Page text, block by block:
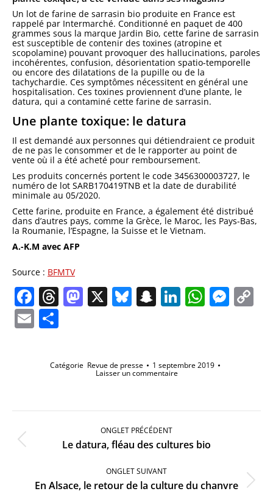
Un lot de farine de sarrasin bio produite en France est
rappelé par Intermarché. Conditionné en paquet de 400
grammes sous la marque Jardin Bio, cette farine de sarrasin
est susceptible de contenir des toxines (atropine et
scopolamine) pouvant provoquer des hallucinations, paroles
incohérentes, confusion, désorientation spatio-temporelle
ou encore des dilatations de la pupille ou de la
tachychardie. Ces symptômes nécessitent en général une
hospitalisation. Ces toxines proviennent d’une plante, le
datura, qui a contaminé cette farine de sarrasin.
Une plante toxique: le datura
Il est demandé aux personnes qui détiendraient ce produit
de ne pas le consommer et de le rapporter au point de
vente où il a été acheté pour remboursement.
Les produits concernés portent le code 3456300003727, le
numéro de lot SARB170419TNB et la date de durabilité
minimale au 05/2020.
Cette farine, produite en France, a également été distribué
dans d’autres pays, comme la Grèce, le Maroc, les Pays-Bas,
la Roumanie, l’Espagne, la Suisse et le Vietnam.
A.-K.M avec AFP
Source : BFMTV
Facebook
Threads
Mastodon
X Bluesky
Snapchat
LinkedIn
Email
Catégorie Revue de presse 1 septembre 2019
Laisser un commentaire
Navigation
commentaire
ONGLET PRÉCÉDENT
Onglet
Le datura, fléau des cultures bio
ONGLET SUIVANT
Onglet
En Alsace, le retour de la culture du chanvre